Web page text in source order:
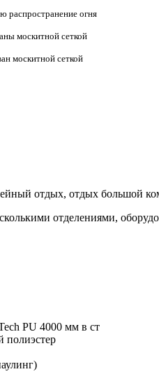
распространение огня
москитной сеткой
москитной сеткой
отдых, отдых большой
отделениями,
PU 4000 мм в ст